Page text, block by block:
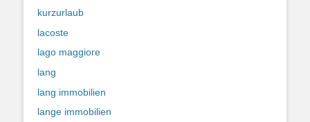
kurzurlaub
lacoste
lago maggiore
lang
lang immobilien
lange immobilien